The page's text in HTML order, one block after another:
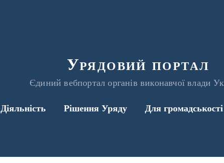
Урядовий портал
Єдиний вебпортал органів виконавчої влади
Діяльність Рішення Уряду Для громадськості